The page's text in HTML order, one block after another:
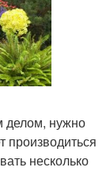
делом, нужно
производиться
несколько